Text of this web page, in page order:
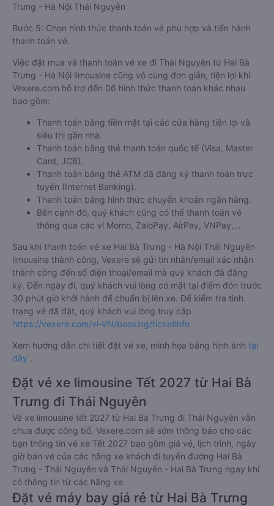
Trưng - Hà Nội Thái Nguyên
Bước 5: Chọn hình thức thanh toán vé phù hợp và tiến hành
thanh toán vé.
Việc đặt mua và thanh toán vé xe đi Thái Nguyên từ Hai Bà
Trưng - Hà Nội limousine cũng vô cùng đơn giản, tiện lợi khi
Vexere.com hỗ trợ đến 06 hình thức thanh toán khác nhau
bao gồm:
Thanh toán bằng tiền mặt tại các cửa hàng tiện lợi và
siêu thị gần nhà.
Thanh toán bằng thẻ thanh toán quốc tế (Visa, Master
Card, JCB).
Thanh toán bằng thẻ ATM đã đăng ký thanh toán trực
tuyến (Internet Banking).
Thanh toán bằng hình thức chuyển khoản ngân hàng.
Bên cạnh đó, quý khách cũng có thể thanh toán vé
thông qua các ví Momo, ZaloPay, AirPay, VNPay,…
Sau khi thanh toán vé xe Hai Bà Trưng - Hà Nội Thái Nguyên
limousine thành công, Vexere sẽ gửi tin nhắn/email xác nhận
thành công đến số điện thoại/email mà quý khách đã đăng
ký. Đến ngày đi, quý khách vui lòng có mặt tại điểm đón trước
30 phút giờ khởi hành để chuẩn bị lên xe. Để kiểm tra tình
trạng vé đã đặt, quý khách vui lòng truy cập
https://vexere.com/vi-VN/booking/ticketinfo
Xem hướng dẫn chi tiết đặt vé xe, minh họa bằng hình ảnh tại
đây .
Đặt vé xe limousine Tết 2027 từ Hai Bà
Trưng đi Thái Nguyên
Vé xe limousine tết 2027 từ Hai Bà Trưng đi Thái Nguyên vẫn
chưa được công bố. Vexere.com sẽ sớm thông báo cho các
bạn thông tin vé xe Tết 2027 bao gồm giá vé, lịch trình, ngày
giờ bán vé của các hãng xe khách đi tuyến đường Hai Bà
Trưng - Thái Nguyên và Thái Nguyên - Hai Bà Trưng ngay khi
có thông tin từ các hãng xe.
Đặt vé máy bay giá rẻ từ Hai Bà Trưng